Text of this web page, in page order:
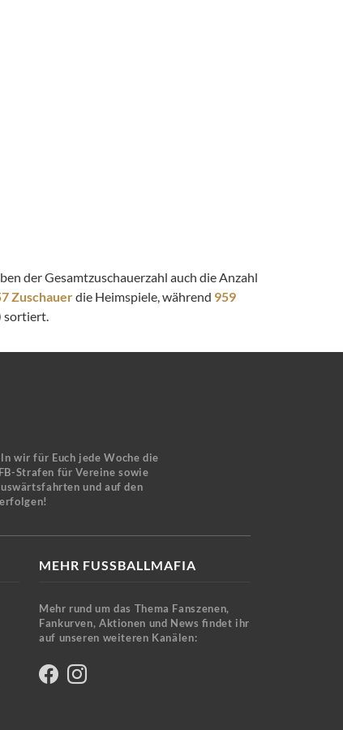
der Gesamtzuschauerzahl auch die Anzahl
Zuschauerdie Heimspiele, während 959
sortiert.
wir für Euch jede Woche die
Strafen für Vereine sowie
und auf den
MEHR FUSSBALLMAFIA
Mehr rund um das Thema Fanszenen,
Fankurven, Aktionen und News findet ihr
auf unseren weiteren Kanälen: